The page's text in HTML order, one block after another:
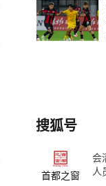
搜狐号
首都之窗
会
人